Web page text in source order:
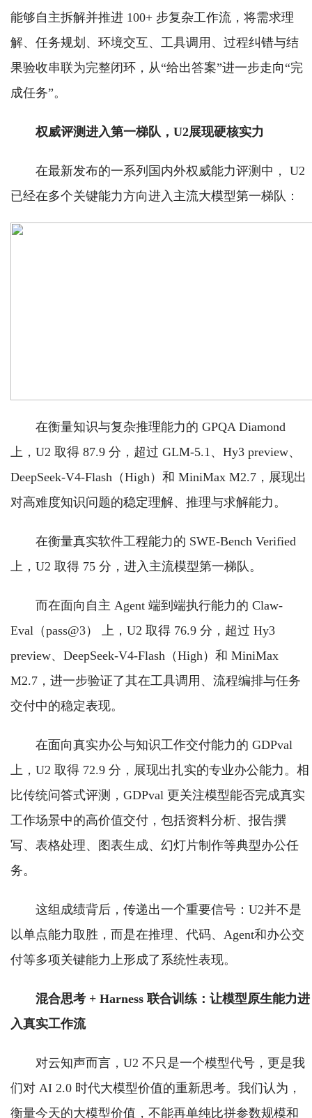
能够自主拆解并推进 100+ 步复杂工作流，将需求理
解、任务规划、环境交互、工具调用、过程纠错与结
果验收串联为完整闭环，从“给出答案”进一步走向“完
成任务”。
权威评测进入第一梯队，U2展现硬核实力
在最新发布的一系列国内外权威能力评测中， U2
已经在多个关键能力方向进入主流大模型第一梯队：
在衡量知识与复杂推理能力的 GPQA Diamond
上，U2 取得 87.9 分，超过 GLM-5.1、Hy3 preview、
DeepSeek-V4-Flash（High）和 MiniMax M2.7，展现出
对高难度知识问题的稳定理解、推理与求解能力。
在衡量真实软件工程能力的 SWE-Bench Verified
上，U2 取得 75 分，进入主流模型第一梯队。
而在面向自主 Agent 端到端执行能力的 Claw-
Eval（pass@3） 上，U2 取得 76.9 分，超过 Hy3
preview、DeepSeek-V4-Flash（High）和 MiniMax
M2.7，进一步验证了其在工具调用、流程编排与任务
交付中的稳定表现。
在面向真实办公与知识工作交付能力的 GDPval
上，U2 取得 72.9 分，展现出扎实的专业办公能力。相
比传统问答式评测，GDPval 更关注模型能否完成真实
工作场景中的高价值交付，包括资料分析、报告撰
写、表格处理、图表生成、幻灯片制作等典型办公任
务。
这组成绩背后，传递出一个重要信号：U2并不是
以单点能力取胜，而是在推理、代码、Agent和办公交
付等多项关键能力上形成了系统性表现。
混合思考 + Harness 联合训练：让模型原生能力进
入真实工作流
对云知声而言，U2 不只是一个模型代号，更是我
们对 AI 2.0 时代大模型价值的重新思考。我们认为，
衡量今天的大模型价值，不能再单纯比拼参数规模和